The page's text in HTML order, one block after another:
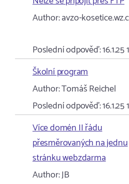
Author:avzo-
Poslední odpověď:16.1.25
Školní program
Author:Tomáš Reichel
Poslední odpověď:16.1.25
Více domén II řádu
přesměrovaných na jednu
stránku webzdarma
Author:JB